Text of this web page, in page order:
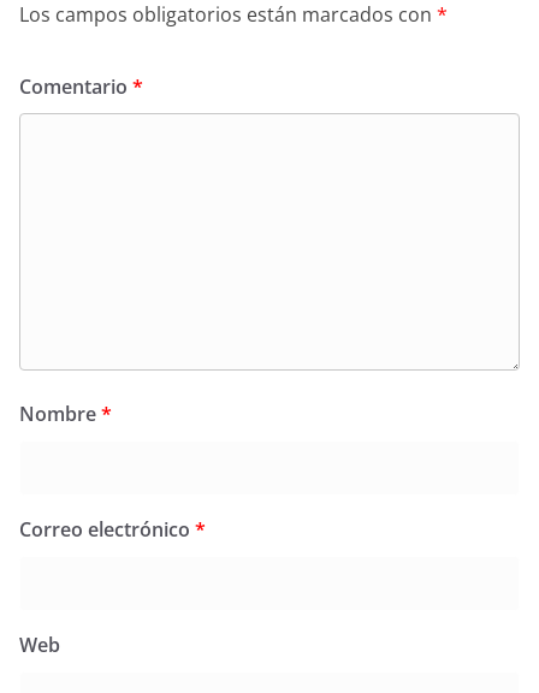
Los campos obligatorios están marcados con *
Comentario *
Nombre*
Correo electrónico *
Web